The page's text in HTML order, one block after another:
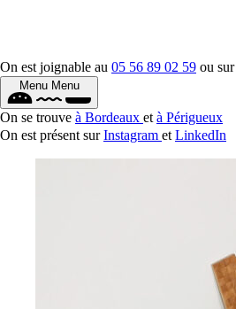
On est joignable au 05 56 89 02 59 ou sur
Menu Menu
On se trouve à Bordeaux et à Périgueux
On est présent surInstagram et LinkedIn